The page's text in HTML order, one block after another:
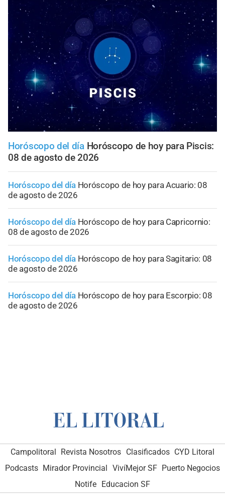
Horóscopo del día Horóscopo de hoy para Piscis:
08 de agosto de 2026
Horóscopo del día Horóscopo de hoy para Acuario: 08
de agosto de 2026
Horóscopo del día Horóscopo de hoy para Capricornio:
08 de agosto de 2026
Horóscopo del día Horóscopo de hoy para Sagitario: 08
de agosto de 2026
Horóscopo del día Horóscopo de hoy para Escorpio: 08
de agosto de 2026
Campolitoral Revista Nosotros Clasificados CYD Litoral
Podcasts Mirador Provincial VivíMejor SF Puerto Negocios
Notife Educacion SF